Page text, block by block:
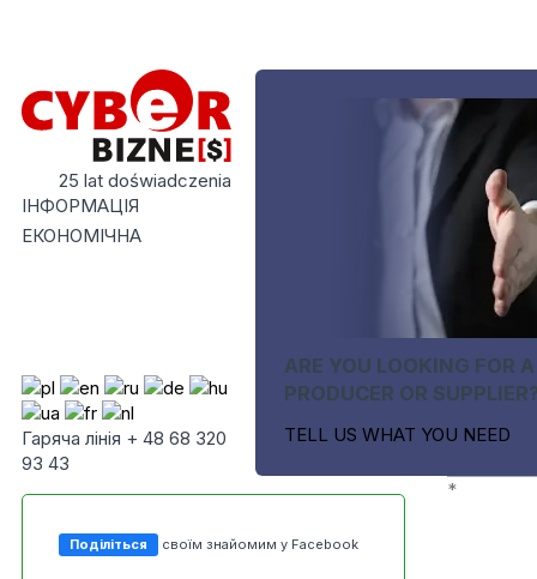
25 lat doświadczenia
ІНФОРМАЦІЯ
ЕКОНОМІЧНА
Гаряча лінія + 48 68 320
93 43
ARE YOU LOOKING FOR A
PRODUCER OR
TELL US WHAT YOU NEED
Поділіться своїм знайомим у Facebook
*